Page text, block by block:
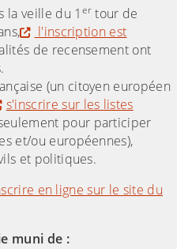
la veille du 1 er tour de
l'inscription est
de recensement ont
(un citoyen européen
s'inscrire sur les listes
pour participer
et/ou européennes),
et politiques.
en ligne sur le site du
muni de :